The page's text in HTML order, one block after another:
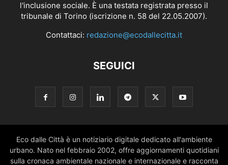
l'inclusione sociale. È una testata registrata presso il
tribunale di Torino (iscrizione n. 58 del 22.05.2007).
Contattaci: redazione@ecodallecitta.it
SEGUICI
Eco dalle Città è un notiziario digitale dedicato all'ambiente
urbano. Nato nel febbraio 2002, offre aggiornamenti quotidiani
sulla cronaca ambientale nazionale e internazionale e racconta